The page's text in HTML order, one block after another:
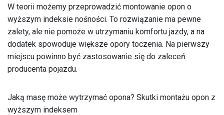
W teorii możemy przeprowadzić montowanie opon o
wyższym indeksie nośności. To rozwiązanie ma pewne
zalety, ale nie pomoże w utrzymaniu komfortu jazdy, a na
dodatek spowoduje większe opory toczenia. Na pierwszy
miejscu powinno być zastosowanie się do zaleceń
producenta pojazdu.
Jaką masę może wytrzymać opona? Skutki montażu opon z
wyższym indeksem